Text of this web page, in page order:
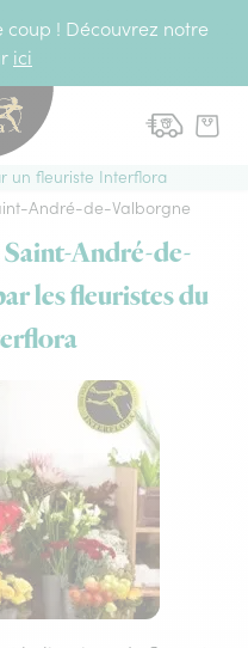
coup ! Découvrez notre
ici
un fleuriste Interflora
André-de-Valborgne
André-de-
les fleuristes du